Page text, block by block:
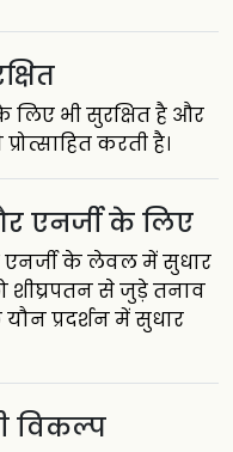
लिए भी सुरक्षित है और
करती है।
एनर्जी के लिए
के लेवल में सुधार
से जुड़े तनाव
प्रदर्शन में सुधार
विकल्प